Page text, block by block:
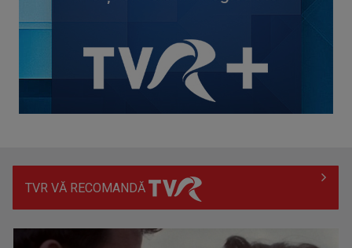
aniversat la TVR ...
TVR VĂ RECOMANDĂ